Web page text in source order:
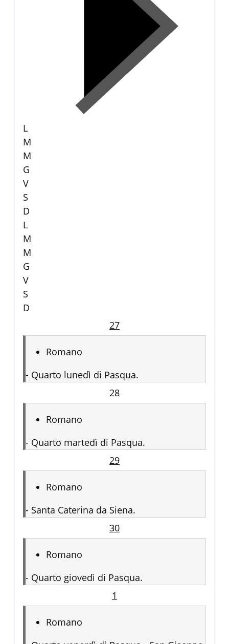
L
M
M
G
V
S
D
L
M
M
G
V
S
D
27
Romano
- Quarto lunedì di Pasqua.
28
Romano
- Quarto martedì di Pasqua.
29
Romano
- Santa Caterina da Siena.
30
Romano
- Quarto giovedì di Pasqua.
1
Romano